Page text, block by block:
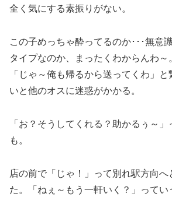
全く気にする素振りがない。
この子めっちゃ酔ってるのか･･･無意
タイプなのか、まったくわからんわ～
「じゃ～俺も帰るから送ってくわ」
いと他のオスに迷惑がかかる。
「お？そうしてくれる？助かるぅ～
も。
店の前で「じゃ！」って別れ駅方向へ
た。「ねぇ～もう一軒いく？」ってい